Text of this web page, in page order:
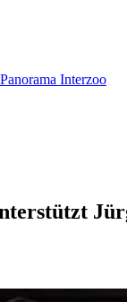
Panorama Interzoo